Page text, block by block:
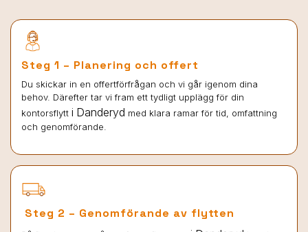
Steg 1 – Planering och offert
Du skickar in en offertförfrågan och vi går igenom dina
behov. Därefter tar vi fram ett tydligt upplägg för din
kontorsflytt i Danderyd med klara ramar för tid, omfattning
och genomförande.
Steg 2 – Genomförande av flytten